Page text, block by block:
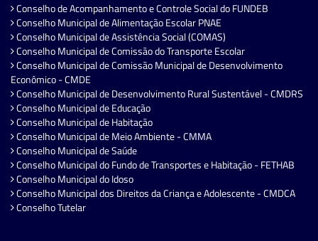
Conselho de Acompanhamento e Controle Social do FUNDEB
Conselho Municipal de Alimentação Escolar PNAE
Conselho Municipal de Assistência Social (COMAS)
Conselho Municipal de Comissão do Transporte Escolar
Conselho Municipal de Comissão Municipal de Desenvolvimento
Econômico - CMDE
Conselho Municipal de Desenvolvimento Rural Sustentável - CMDRS
Conselho Municipal de Educação
Conselho Municipal de Habitação
Conselho Municipal de Meio Ambiente - CMMA
Conselho Municipal de Saúde
Conselho Municipal do Fundo de Transportes e Habitação - FETHAB
Conselho Municipal do Idoso
Conselho Municipal dos Direitos da Criança e Adolescente - CMDCA
Conselho Tutelar